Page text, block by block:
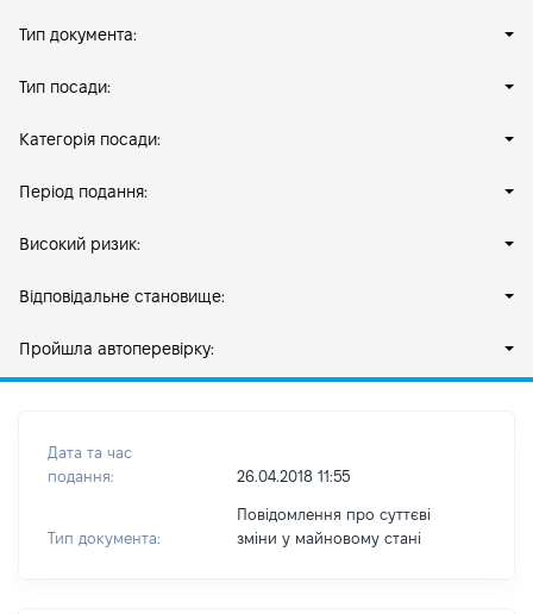
Тип документа:
Тип посади:
Категорія посади:
Період подання:
Високий ризик:
Відповідальне становище:
Пройшла автоперевірку:
Дата та час
подання:
26.04.2018 11:55
Тип документа:
Повідомлення про суттєві
зміни y майновому стані